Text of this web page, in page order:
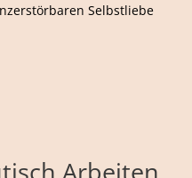
Selbstliebe
Arbeiten